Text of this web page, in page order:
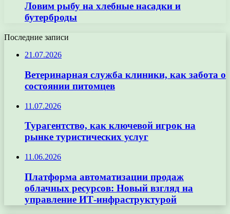
Ловим рыбу на хлебные насадки и
бутерброды
Последние записи
21.07.2026
Ветеринарная служба клиники, как забота о
состоянии питомцев
11.07.2026
Турагентство, как ключевой игрок на
рынке туристических услуг
11.06.2026
Платформа автоматизации продаж
облачных ресурсов: Новый взгляд на
управление ИТ-инфраструктурой